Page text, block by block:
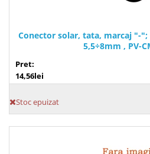
Conector solar, tata, marcaj "-
5,5÷8mm , PV-
Pret:
14,56lei
Stoc epuizat